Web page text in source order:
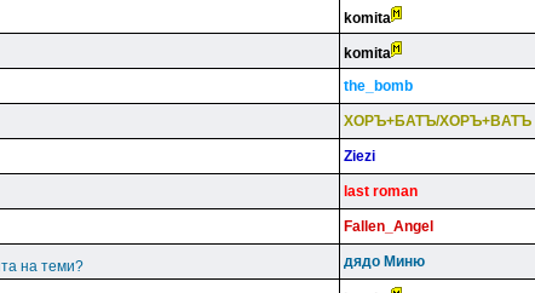
komita
komita
the_bomb
XOPЪ+БATЪ/XOPЪ+BATЪ
Ziezi
last roman
Fallen_Angel
на теми? дядo Mиню